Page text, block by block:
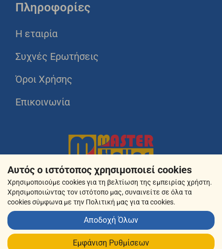
Πληροφορίες
Η εταιρία
Συχνές Ερωτήσεις
Όροι Χρήσης
Επικοινωνία
© 2026 masterhellas.gr
Αυτός ο ιστότοπος χρησιμοποιεί cookies
Χρησιμοποιούμε cookies για τη βελτίωση της εμπειρίας χρήστη.
Χρησιμοποιώντας τον ιστότοπο μας, συναινείτε σε όλα τα
cookies σύμφωνα με την Πολιτική μας για τα cookies.
Αποδοχή Όλων
Εμφάνιση Ρυθμίσεων